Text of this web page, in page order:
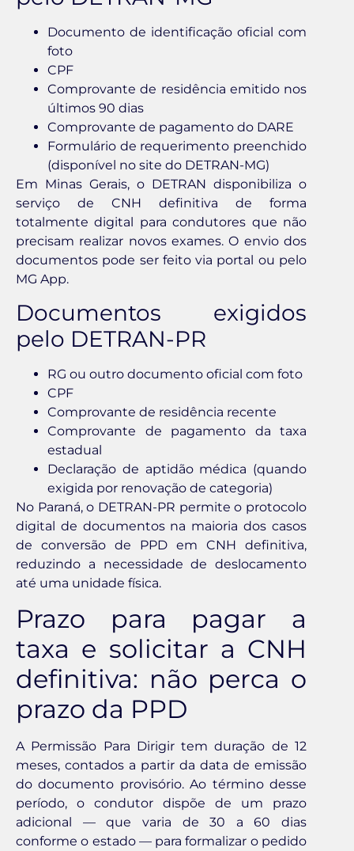
Documento de identificação oficial com
foto
CPF
Comprovante de residência emitido nos
últimos 90 dias
Comprovante de pagamento do DARE
Formulário de requerimento preenchido
(disponível no site do DETRAN-MG)
Em Minas Gerais, o DETRAN disponibiliza o
serviço de CNH definitiva de forma
totalmente digital para condutores que não
precisam realizar novos exames. O envio dos
documentos pode ser feito via portal ou pelo
MG App.
Documentos exigidos
pelo DETRAN-PR
RG ou outro documento oficial com foto
CPF
Comprovante de residência recente
Comprovante de pagamento da taxa
estadual
Declaração de aptidão médica (quando
exigida por renovação de categoria)
No Paraná, o DETRAN-PR permite o protocolo
digital de documentos na maioria dos casos
de conversão de PPD em CNH definitiva,
reduzindo a necessidade de deslocamento
até uma unidade física.
Prazo para pagar a
taxa e solicitar a CNH
definitiva: não perca o
prazo da PPD
A Permissão Para Dirigir tem duração de 12
meses, contados a partir da data de emissão
do documento provisório. Ao término desse
período, o condutor dispõe de um prazo
adicional — que varia de 30 a 60 dias
conforme o estado — para formalizar o pedido